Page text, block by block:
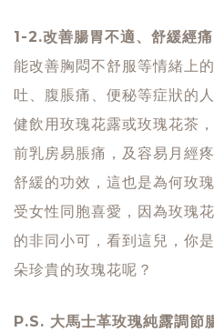
1-2.改善腸胃不適、舒緩經痛
能改善胸悶不舒服等情緒上
吐、腹脹痛、便秘等症狀的
健飲用玫瑰花露或玫瑰花茶
前乳房易脹痛，及容易月經
舒緩的功效，這也是為何玫
受女性同胞喜愛，因為玫瑰
的非同小可，看到這兒，你
朵珍貴的玫瑰花呢？
P.S. 大馬士革玫瑰純露調節